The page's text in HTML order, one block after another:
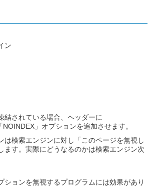
ン
結されている場合、ヘッダーに
NOINDEX」オプションを追加させます。
は検索エンジンに対し「このページを無視し
ます。実際にどうなるのかは検索エンジン次
ションを無視するプログラムには効果があり